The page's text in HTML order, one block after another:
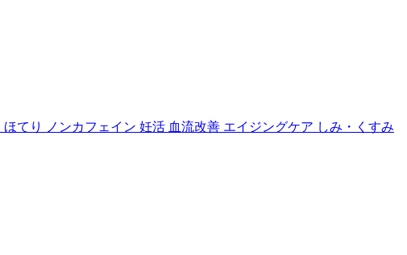
ほてり ノンカフェイン 妊活 血流改善 エイジングケア しみ・くすみ